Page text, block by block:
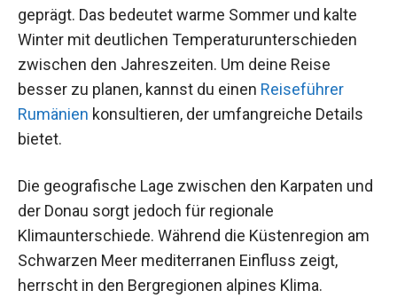
geprägt. Das bedeutet warme Sommer und kalte
Winter mit deutlichen Temperaturunterschieden
zwischen den Jahreszeiten. Um deine Reise
besser zu planen, kannst du einen Reiseführer
Rumänien konsultieren, der umfangreiche Details
bietet.
Die geografische Lage zwischen den Karpaten und
der Donau sorgt jedoch für regionale
Klimaunterschiede. Während die Küstenregion am
Schwarzen Meer mediterranen Einfluss zeigt,
herrscht in den Bergregionen alpines Klima.